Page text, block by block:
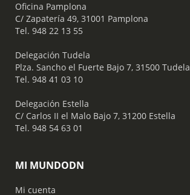
Oficina Pamplona
C/ Zapatería 49, 31001 Pamplona
Tel. 948 22 13 55
​ Delegación Tudela
Plza. Sancho el Fuerte Bajo 7, 31500 Tudela
Tel. 948 41 03 10
​ Delegación Estella
C/ Carlos II el Malo Bajo 7, 31200 Estella
Tel. 948 54 63 01
MI MUNDODN
Mi cuenta